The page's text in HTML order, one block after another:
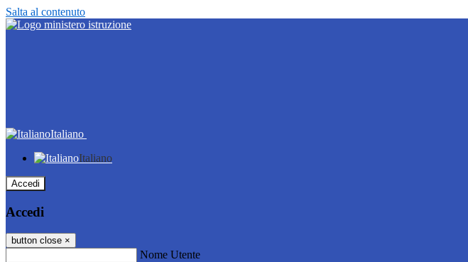
Salta al contenuto
Italiano
Italiano
Accedi
Accedi
button close ×
Nome Utente